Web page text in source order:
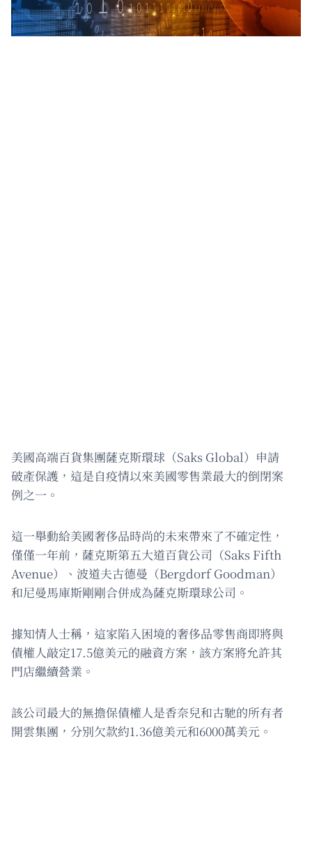
美國高端百貨集團薩克斯環球（Saks Global）申請
破產保護，這是自疫情以來美國零售業最大的倒閉案
例之一。
這一舉動給美國奢侈品時尚的未來帶來了不確定性，
僅僅一年前，薩克斯第五大道百貨公司（Saks Fifth
Avenue）、波道夫古德曼（Bergdorf Goodman）
和尼曼馬庫斯剛剛合併成為薩克斯環球公司。
據知情人士稱，這家陷入困境的奢侈品零售商即將與
債權人敲定17.5億美元的融資方案，該方案將允許其
門店繼續營業。
該公司最大的無擔保債權人是香奈兒和古馳的所有者
開雲集團，分別欠款約1.36億美元和6000萬美元。